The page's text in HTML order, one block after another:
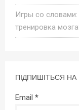
Игры со словами:
тренировка
ПІДПИШІТЬСЯ
Email *